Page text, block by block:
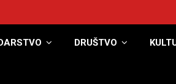
DRUŠTVO